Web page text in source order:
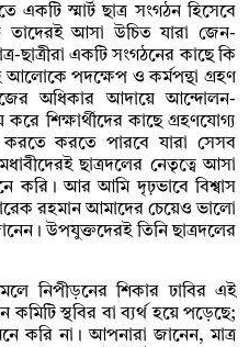
একটি স্মার্ট ছাত্র সংগঠন হিসেবে
তাদেরই আসা উচিত যারা জেন-
ছাত্রীরা একটি সংগঠনের কাছে কি
আলোকে পদক্ষেপ ও কর্মপন্থা গ্রহণ
অধিকার আদায়ে আন্দোলন-
শিক্ষার্থীদের কাছে গ্রহণযোগ্য
করতে করতে পারবে যারা সেসব
ছাত্রদলের নেতৃত্বে আসা
করি। আর আমি দৃঢ়ভাবে বিশ্বাস
রহমান আমাদের চেয়েও ভালো
উপযুক্তদেরই তিনি ছাত্রদলের
নিপীড়নের শিকার ঢাবির এই
স্থবির বা ব্যর্থ হয়ে পড়েছে;
করি না। আপনারা জানেন, মাত্র